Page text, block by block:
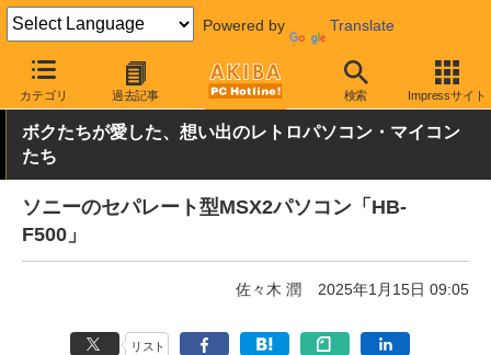
Powered by Translate
カテゴリ 過去記事 検索 Impressサイト
AKIBA PC Hotline! PC本体・ソフト その他
ボクたちが愛した、想い出のレトロパソコン・マイコン
たち
ソニーのセパレート型MSX2パソコン「HB-
F500」
佐々木 潤 2025年1月15日 09:05
リスト